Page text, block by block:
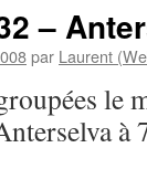
–
par Laurent
le
à